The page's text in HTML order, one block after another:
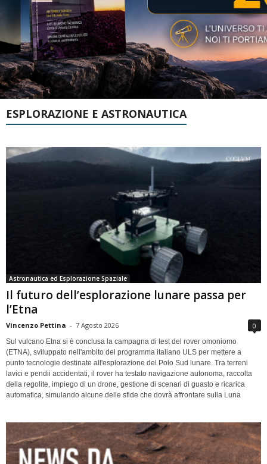
ESPLORAZIONE E ASTRONAUTICA
Astronautica ed Esplorazione Spaziale
Il futuro dell’esplorazione lunare passa per
l’Etna
Vincenzo Pettina - 7 Agosto 2026 0
Sul vulcano Etna si è conclusa la campagna di test del rover omoniomo
(ETNA), sviluppato nell'ambito del programma italiano ULS per mettere a
punto tecnologie destinate all'esplorazione del Polo Sud lunare. Tra terreni
lavici e pendii accidentati, il rover ha testato navigazione autonoma, raccolta
della regolite, impiego di un drone, gestione di scenari di guasto e ricarica
automatica, simulando alcune delle sfide che dovrà affrontare sulla Luna